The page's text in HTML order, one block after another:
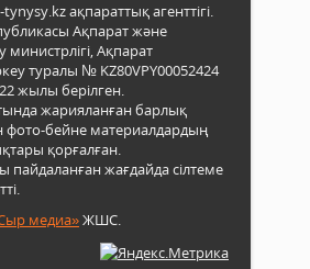
ақпараттық агенттігі.
Ақпарат және
Ақпарат
туралы № KZ80VPY00052424
жылы берілген.
жарияланған барлық
фото-бейне материалдардың
қорғалған.
пайдаланған жағдайда сілтеме
медиа»ЖШС.